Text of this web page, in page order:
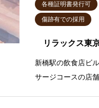
各種証明書発行可
傷跡有での採用
リラックス東
新橋駅の飲食店ビ
サージコースの店